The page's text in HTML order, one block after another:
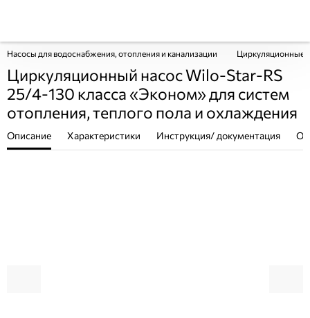
Насосы для водоснабжения, отопления и канализации Циркуляционные
Циркуляционный насос Wilo-Star-RS
25/4-130 класса «Эконом» для систем
отопления, теплого пола и охлаждения
Описание Характеристики Инструкция/ документация